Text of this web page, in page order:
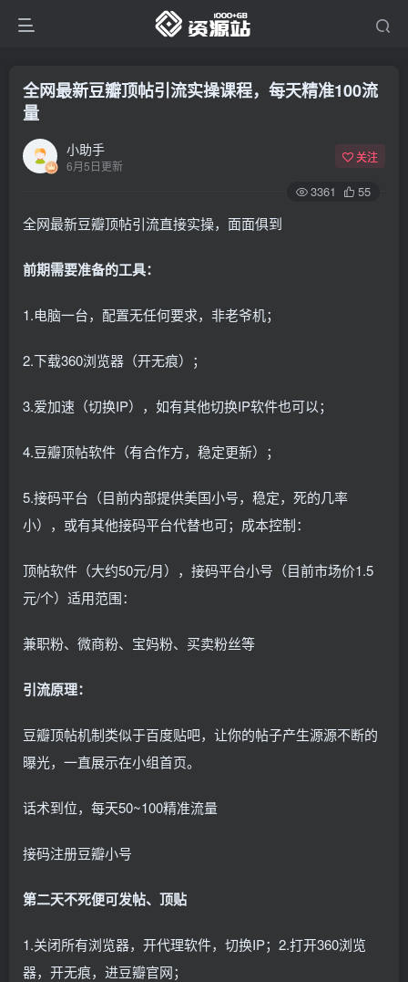
全网最新豆瓣顶帖引流实操课程，每天精准100流
量
小助手
6月5日更新
关注
3361 55
全网最新豆瓣顶帖引流直接实操，面面俱到
前期需要准备的工具：
1.电脑一台，配置无任何要求，非老爷机；
2.下载360浏览器（开无痕）；
3.爱加速（切换IP），如有其他切换IP软件也可以；
4.豆瓣顶帖软件（有合作方，稳定更新）；
5.接码平台（目前内部提供美国小号，稳定，死的几率
小），或有其他接码平台代替也可；成本控制：
顶帖软件（大约50元/月），接码平台小号（目前市场价1.5
元/个）适用范围：
兼职粉、微商粉、宝妈粉、买卖粉丝等
引流原理：
豆瓣顶帖机制类似于百度贴吧，让你的帖子产生源源不断的
曝光，一直展示在小组首页。
话术到位，每天50~100精准流量
接码注册豆瓣小号
第二天不死便可发帖、顶贴
1.关闭所有浏览器，开代理软件，切换IP；2.打开360浏览
器，开无痕，进豆瓣官网；